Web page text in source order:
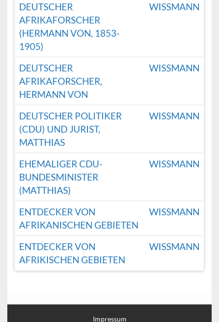
DEUTSCHER
AFRIKAFORSCHER
(HERMANN VON, 1853-
1905)
WISSMANN
DEUTSCHER
AFRIKAFORSCHER,
HERMANN VON
WISSMANN
DEUTSCHER POLITIKER
(CDU) UND JURIST,
MATTHIAS
WISSMANN
EHEMALIGER CDU-
BUNDESMINISTER
(MATTHIAS)
WISSMANN
ENTDECKER VON
AFRIKANISCHEN GEBIETEN
WISSMANN
ENTDECKER VON
AFRIKISCHEN GEBIETEN
WISSMANN
Impressum